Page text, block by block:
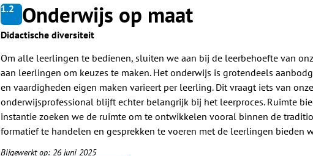
1.2 Onderwijs op maat
Didactische diversiteit
Om alle leerlingen te bedienen, sluiten we aan bij de leerbehoefte van
aan leerlingen om keuzes te maken. Het onderwijs is grotendeels
en vaardigheden eigen maken varieert per leerling. Dit vraagt iets van
onderwijsprofessional blijft echter belangrijk bij het leerproces. Ruimte
instantie zoeken we de ruimte om te ontwikkelen vooral binnen de
formatief te handelen en gesprekken te voeren met de leerlingen bieden
Bijgewerkt op: 26 juni 2025